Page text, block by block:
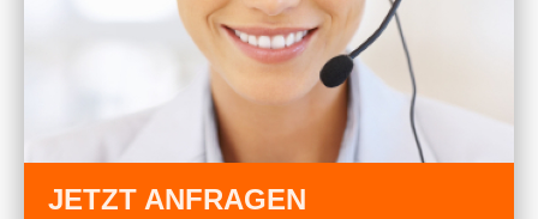
JETZT ANFRAGEN